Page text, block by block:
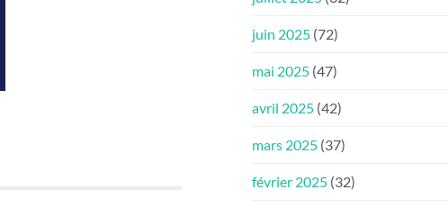
juin 2025 (72)
mai 2025 (47)
avril 2025 (42)
mars 2025 (37)
février 2025 (32)